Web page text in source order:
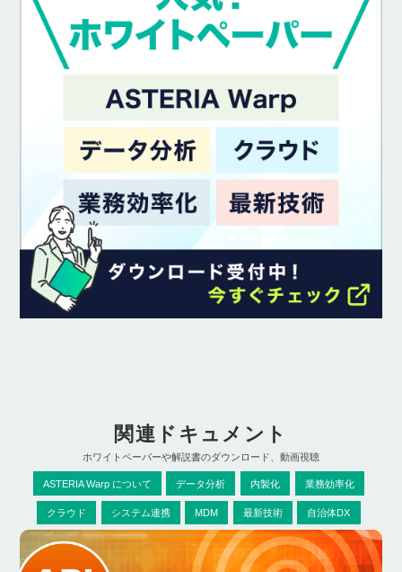
関連ドキュメント
ホワイトペーパーや解説書のダウンロード、動画視聴
ASTERIA Warp について データ分析 内製化 業務効率化
クラウド システム連携 MDM 最新技術 自治体DX